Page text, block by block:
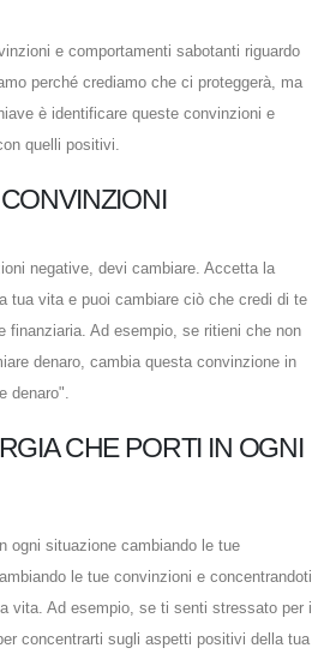
e comportamenti sabotanti riguardo
perché crediamo che ci proteggerà, ma
è identificare queste convinzioni e
quelli positivi.
negative, devi cambiare. Accetta la
tua vita e puoi cambiare ciò che credi di te
finanziaria. Ad esempio, se ritieni che non
denaro, cambia questa convinzione in
denaro".
CHE PORTI IN OGNI
ogni situazione cambiando le tue
le tue convinzioni e concentrandoti
vita. Ad esempio, se ti senti stressato per i
concentrarti sugli aspetti positivi della tua